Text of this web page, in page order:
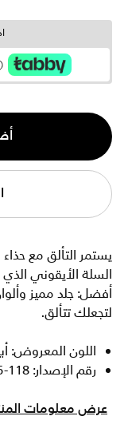
الكمية
1
السلة الأيقوني
أفضل: جلد مميز
لتجعلك تتألق.
اللون المعروض:
رقم الإصدار: DC9486-118
عرض معلومات